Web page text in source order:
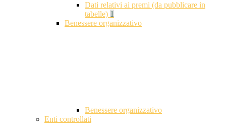
Dati relativi ai premi (da pubblicare in
tabelle) 1
Benessere organizzativo
Benessere organizzativo
Enti controllati